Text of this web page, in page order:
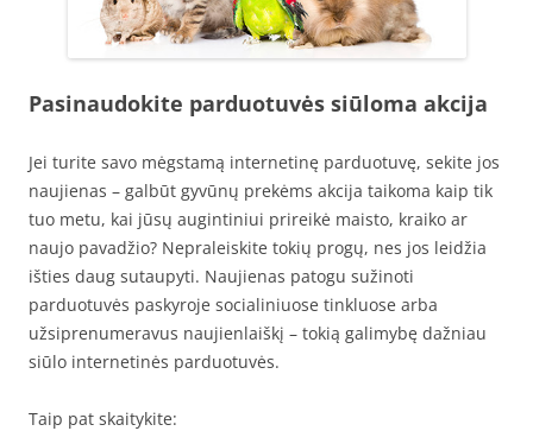
Pasinaudokite parduotuvės siūloma akcija
Jei turite savo mėgstamą internetinę parduotuvę, sekite jos
naujienas – galbūt gyvūnų prekėms akcija taikoma kaip tik
tuo metu, kai jūsų augintiniui prireikė maisto, kraiko ar
naujo pavadžio? Nepraleiskite tokių progų, nes jos leidžia
išties daug sutaupyti. Naujienas patogu sužinoti
parduotuvės paskyroje socialiniuose tinkluose arba
užsiprenumeravus naujienlaiškį – tokią galimybę dažniau
siūlo internetinės parduotuvės.
Taip pat skaitykite: